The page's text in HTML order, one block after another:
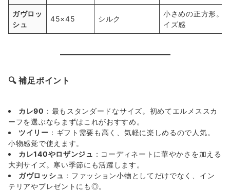
ガヴロッ
シュ
45×45 シルク
小さめの正方形。
イズ感
🔍 補足ポイント
カレ90 ：最もスタンダードなサイズ。初めてエルメススカ
ーフを選ぶならまずはこれがおすすめ。
ツイリー ：ギフト需要も高く、気軽に楽しめるので人気。
小物感覚で使えます。
カレ140やロザンジュ ：コーディネートに華やかさを加える
大判サイズ。寒い季節にも活躍します。
ガヴロッシュ ：ファッション小物としてだけでなく、イン
テリアやプレゼントにも◎。